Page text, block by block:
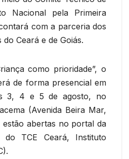
Nacional pela Primeira
com a parceria dos
Ceará e de Goiás.
como prioridade”, o
de forma presencial em
3, 4 e 5 de agosto, no
(Avenida Beira Mar,
abertas no portal da
do TCE Ceará, Instituto